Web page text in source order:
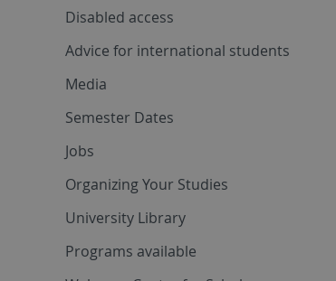
Disabled access
Advice for international students
Media
Semester Dates
Jobs
Organizing Your Studies
University Library
Programs available